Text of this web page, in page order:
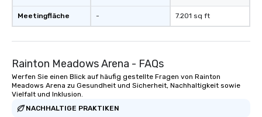
Meetingfläche - 7.201 sq ft
Rainton Meadows Arena - FAQs
Werfen Sie einen Blick auf häufig gestellte Fragen von Rainton
Meadows Arena zu Gesundheit und Sicherheit, Nachhaltigkeit sowie
Vielfalt und Inklusion.
NACHHALTIGE PRAKTIKEN